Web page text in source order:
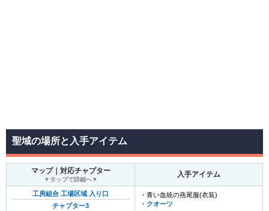
聖域の場所と入手アイテム
マップ｜対応チャプター
▼タップで詳細へ▼
入手アイテム
工房組合 工場区域 入り口
チャプター3
・青い血統の燕尾服(衣装)
・ クオーツ